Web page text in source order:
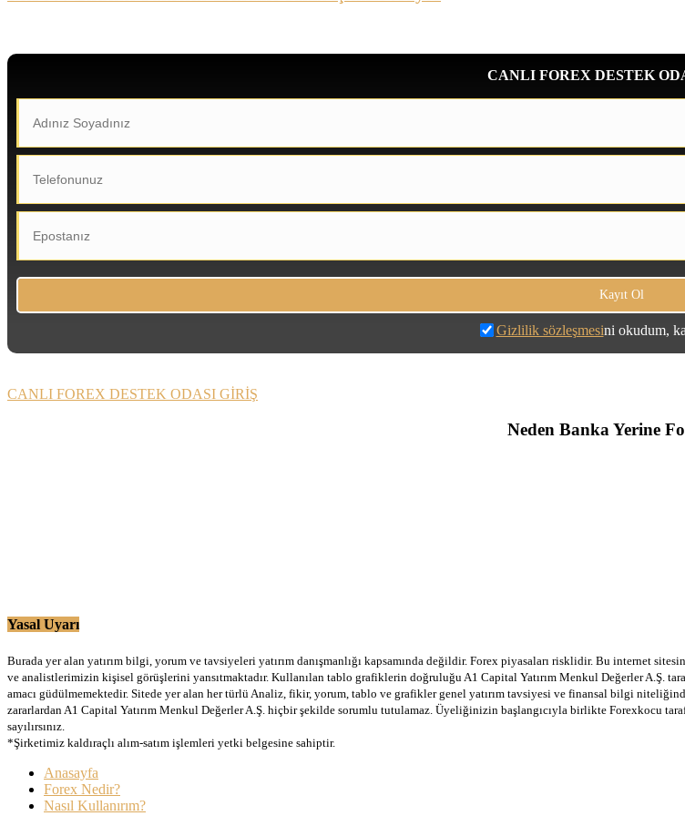
CANLI FOREX DESTEK
Gizlilik sözleşmesini okudum,
CANLI FOREX DESTEK ODASI GİRİŞ
Neden Banka Yerine
Yasal Uyarı
Burada yer alan yatırım bilgi, yorum ve tavsiyeleri yatırım danışmanlığı kapsamında değildir. Forex piyasaları risklidir. Bu internet
ve analistlerimizin kişisel görüşlerini yansıtmaktadır. Kullanılan tablo grafiklerin doğruluğu A1 Capital Yatırım Menkul Değerler A.Ş.
amacı güdülmemektedir. Sitede yer alan her türlü Analiz, fikir, yorum, tablo ve grafikler genel yatırım tavsiyesi ve finansal bilgi
zararlardan A1 Capital Yatırım Menkul Değerler A.Ş. hiçbir şekilde sorumlu tutulamaz. Üyeliğinizin başlangıcıyla birlikte Forexkocu
sayılırsınız.
*Şirketimiz kaldıraçlı alım-satım işlemleri yetki belgesine sahiptir.
Anasayfa
Forex Nedir?
Nasıl Kullanırım?